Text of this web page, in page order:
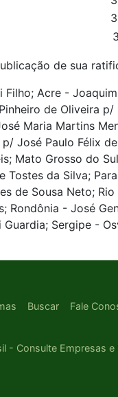
de sua
Acre -
de Oliveira
Maria Martins
José Paulo Félix
Mato Grosso do
da Silva;
de Sousa Neto;
Rondônia - José
Sergipe -
Buscar Fale
- Consulte Empresas e